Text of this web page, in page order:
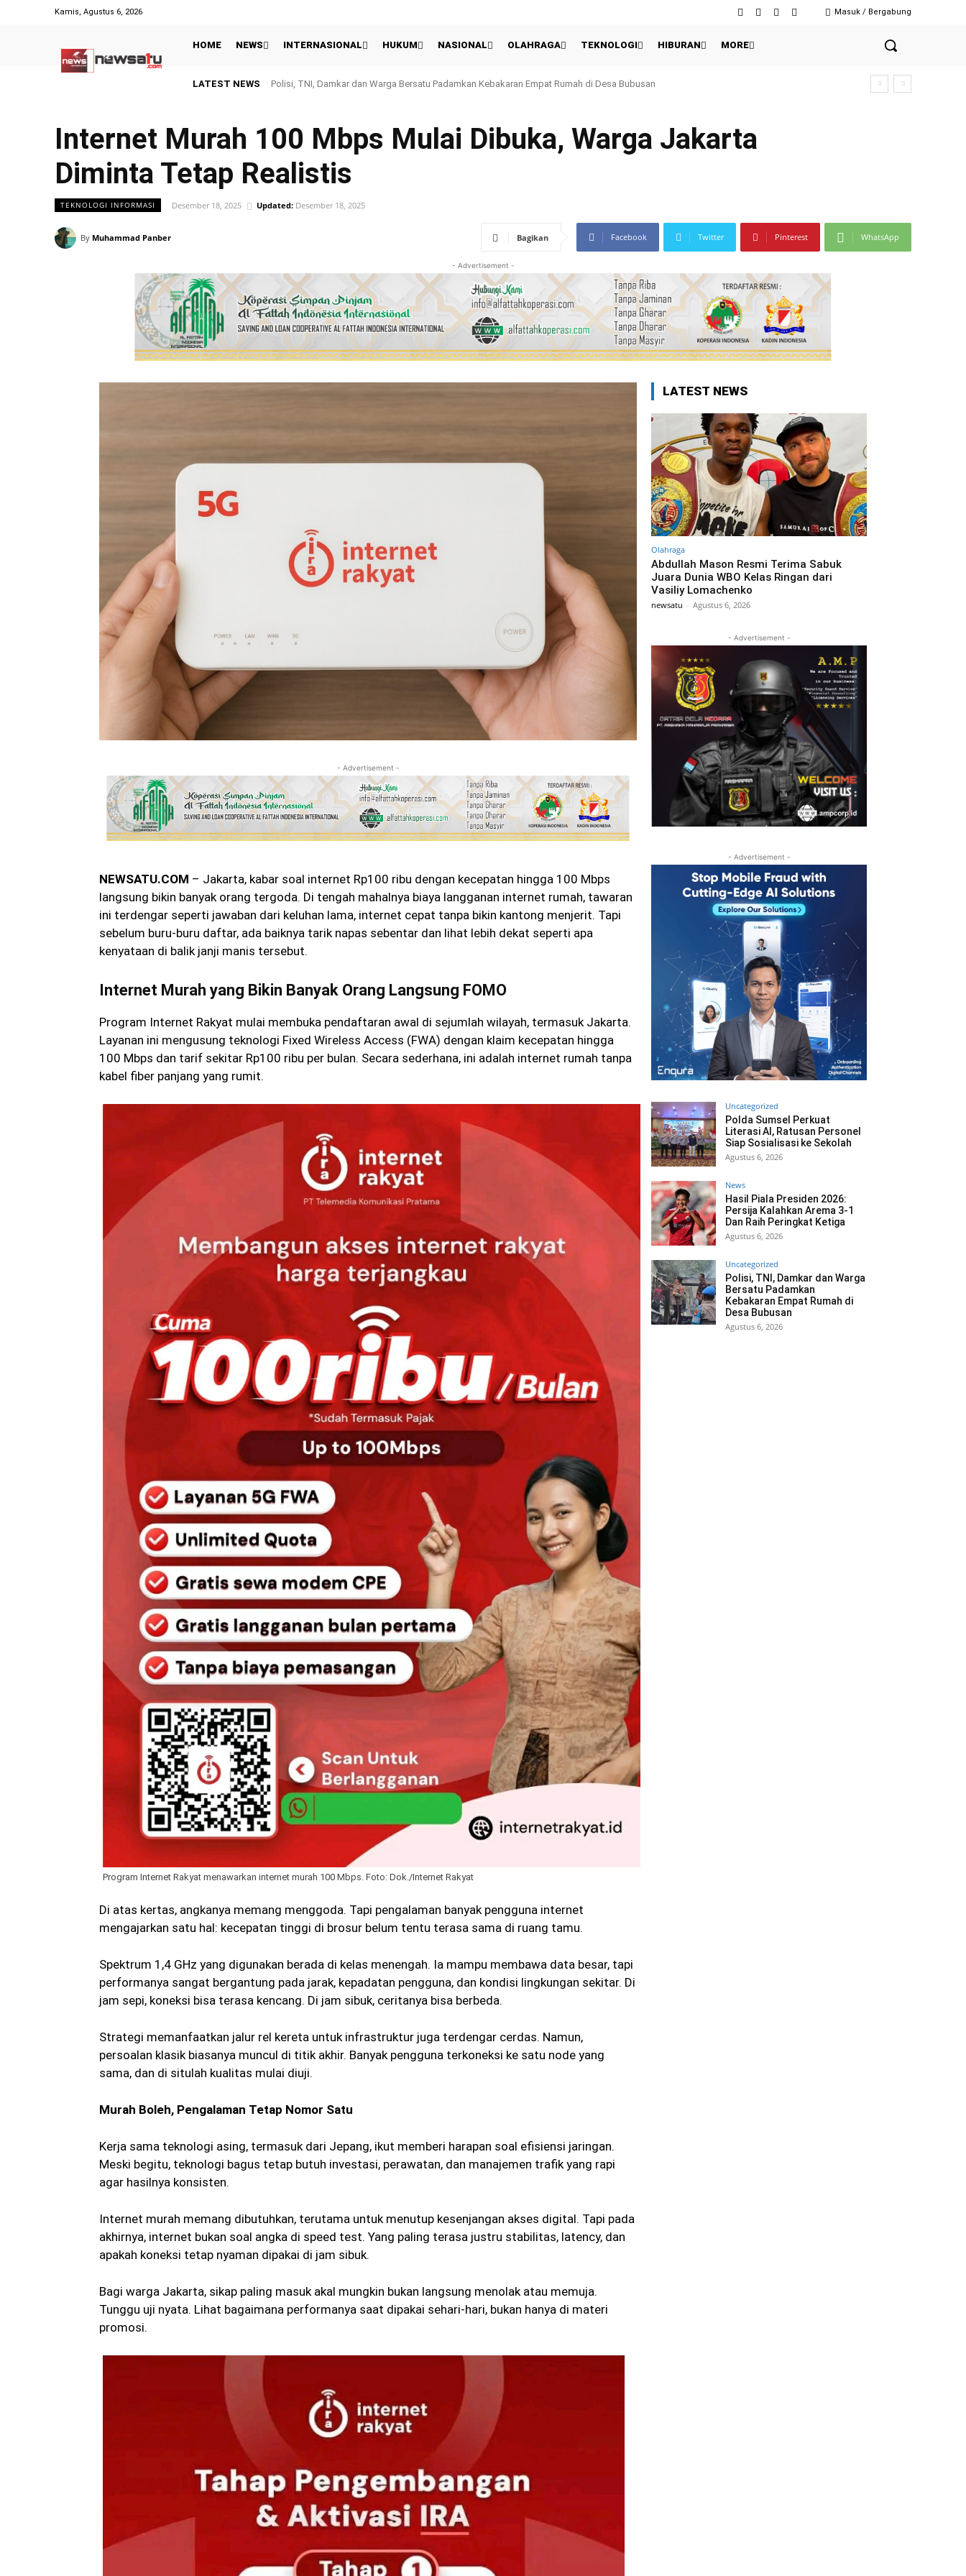
Kamis, Agustus 6, 2026 Masuk / Bergabung
HOME NEWS INTERNASIONAL HUKUM NASIONAL OLAHRAGA TEKNOLOGI HIBURAN MORE
LATEST NEWSPolisi, TNI, Damkar dan Warga Bersatu Padamkan Kebakaran Empat Rumah di Desa Bubusan
Usai Tetapkan Lima Tersangka, Kejari PALI Periksa Dua Legislator sebagai Saksi
Internet Murah 100 Mbps Mulai Dibuka, Warga Jakarta
Diminta Tetap Realistis
TEKNOLOGI INFORMASI Desember 18, 2025 Updated: Desember 18, 2025
By Muhammad Panber Bagikan Facebook Twitter Pinterest WhatsApp
- Advertisement -
- Advertisement -
NEWSATU.COM – Jakarta, kabar soal internet Rp100 ribu dengan kecepatan hingga 100 Mbps
langsung bikin banyak orang tergoda. Di tengah mahalnya biaya langganan internet rumah, tawaran
ini terdengar seperti jawaban dari keluhan lama, internet cepat tanpa bikin kantong menjerit. Tapi
sebelum buru-buru daftar, ada baiknya tarik napas sebentar dan lihat lebih dekat seperti apa
kenyataan di balik janji manis tersebut.
Internet Murah yang Bikin Banyak Orang Langsung FOMO
Program Internet Rakyat mulai membuka pendaftaran awal di sejumlah wilayah, termasuk Jakarta.
Layanan ini mengusung teknologi Fixed Wireless Access (FWA) dengan klaim kecepatan hingga
100 Mbps dan tarif sekitar Rp100 ribu per bulan. Secara sederhana, ini adalah internet rumah tanpa
kabel fiber panjang yang rumit.
Program Internet Rakyat menawarkan internet murah 100 Mbps. Foto: Dok./Internet Rakyat
Di atas kertas, angkanya memang menggoda. Tapi pengalaman banyak pengguna internet
mengajarkan satu hal: kecepatan tinggi di brosur belum tentu terasa sama di ruang tamu.
Spektrum 1,4 GHz yang digunakan berada di kelas menengah. Ia mampu membawa data besar, tapi
performanya sangat bergantung pada jarak, kepadatan pengguna, dan kondisi lingkungan sekitar. Di
jam sepi, koneksi bisa terasa kencang. Di jam sibuk, ceritanya bisa berbeda.
Strategi memanfaatkan jalur rel kereta untuk infrastruktur juga terdengar cerdas. Namun,
persoalan klasik biasanya muncul di titik akhir. Banyak pengguna terkoneksi ke satu node yang
sama, dan di situlah kualitas mulai diuji.
Murah Boleh, Pengalaman Tetap Nomor Satu
Kerja sama teknologi asing, termasuk dari Jepang, ikut memberi harapan soal efisiensi jaringan.
Meski begitu, teknologi bagus tetap butuh investasi, perawatan, dan manajemen trafik yang rapi
agar hasilnya konsisten.
Internet murah memang dibutuhkan, terutama untuk menutup kesenjangan akses digital. Tapi pada
akhirnya, internet bukan soal angka di speed test. Yang paling terasa justru stabilitas, latency, dan
apakah koneksi tetap nyaman dipakai di jam sibuk.
Bagi warga Jakarta, sikap paling masuk akal mungkin bukan langsung menolak atau memuja.
Tunggu uji nyata. Lihat bagaimana performanya saat dipakai sehari-hari, bukan hanya di materi
promosi.
LATEST NEWS
Olahraga
Abdullah Mason Resmi Terima Sabuk
Juara Dunia WBO Kelas Ringan dari
Vasiliy Lomachenko
newsatu - Agustus 6, 2026
- Advertisement -
- Advertisement -
Uncategorized
Polda Sumsel Perkuat
Literasi AI, Ratusan Personel
Siap Sosialisasi ke Sekolah
Agustus 6, 2026
News
Hasil Piala Presiden 2026:
Persija Kalahkan Arema 3-1
Dan Raih Peringkat Ketiga
Agustus 6, 2026
Uncategorized
Polisi, TNI, Damkar dan Warga
Bersatu Padamkan
Kebakaran Empat Rumah di
Desa Bubusan
Agustus 6, 2026